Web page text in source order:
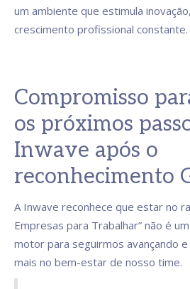
um ambiente que estimula
crescimento profissional constante.
Compromisso
os próximos
Inwave após o
reconhecimento
A Inwave reconhece que estar no
Empresas para Trabalhar” não é
motor para seguirmos avançando
mais no bem-estar de nosso time.